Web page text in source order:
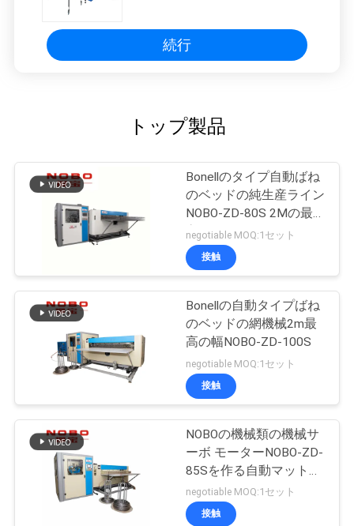
続行
トップ製品
Bonellのタイプ自動ばね
のベッドの純生産ライン
NOBO-ZD-80S 2Mの最
高の幅
negotiable MOQ:1セット
接触
Bonellの自動タイプばね
のベッドの網機械2m最
高の幅NOBO-ZD-100S
negotiable MOQ:1セット
接触
NOBOの機械類の機械サ
ーボ モーターNOBO-ZD-
85Sを作る自動マットレ
スのばね
negotiable MOQ:1セット
接触